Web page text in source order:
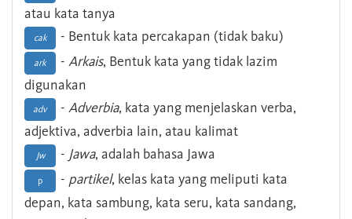
atau kata tanya
cak - Bentuk kata percakapan (tidak baku)
ark - Arkais, Bentuk kata yang tidak lazim
digunakan
adv - Adverbia, kata yang menjelaskan verba,
adjektiva, adverbia lain, atau kalimat
Jw - Jawa, adalah bahasa Jawa
p - partikel, kelas kata yang meliputi kata
depan, kata sambung, kata seru, kata sandang,